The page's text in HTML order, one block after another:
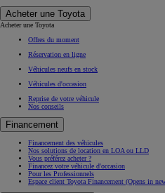
Acheter une Toyota
Acheter une Toyota
Offres du moment
Réservation en ligne
Véhicules neufs en stock
Véhicules d'occasion
Reprise de votre véhicule
Nos conseils
Financement
Financement des véhicules
Nos solutions de location en LOA ou LLD
Vous préférez acheter ?
Financez votre véhicule d'occasion
Pour les Professionnels
Espace client Toyota Financement (Opens in